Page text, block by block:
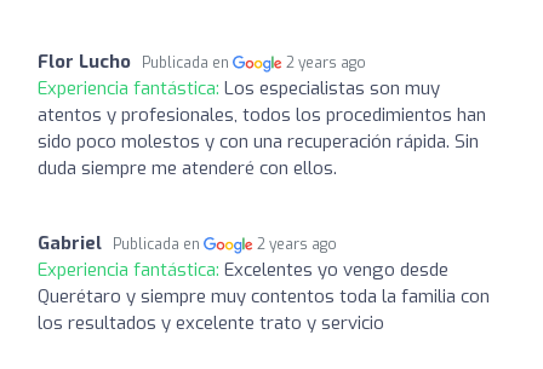
Flor Lucho Publicada en 2 years ago
Experiencia fantástica: Los especialistas son muy
atentos y profesionales, todos los procedimientos han
sido poco molestos y con una recuperación rápida. Sin
duda siempre me atenderé con ellos.
Gabriel Publicada en 2 years ago
Experiencia fantástica: Excelentes yo vengo desde
Querétaro y siempre muy contentos toda la familia con
los resultados y excelente trato y servicio